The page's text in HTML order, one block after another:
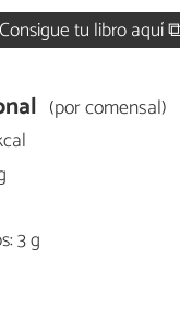
Consigue tu libro aquí
(por comensal)
3 g